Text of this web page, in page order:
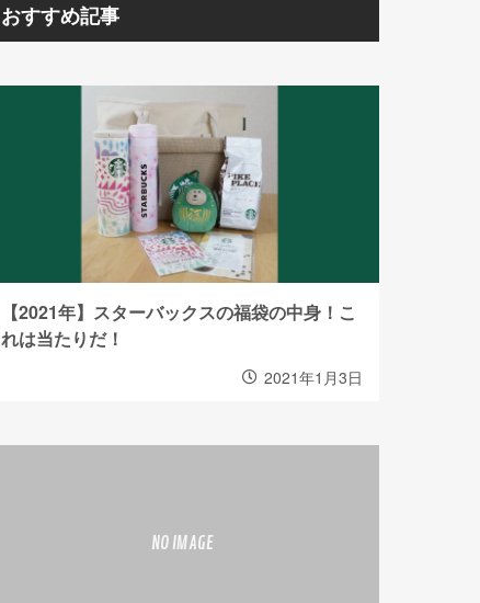
おすすめ記事
【2021年】スターバックスの福袋の中身！こ
れは当たりだ！
2021年1月3日